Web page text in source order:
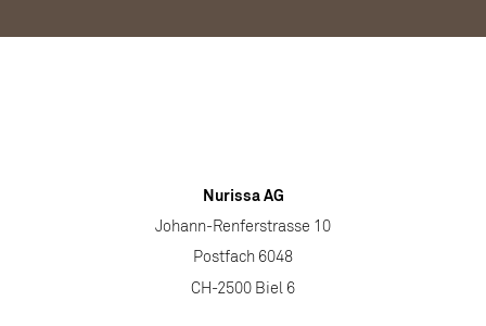
Nurissa AG
Johann-Renferstrasse 10
Postfach 6048
CH-2500 Biel 6